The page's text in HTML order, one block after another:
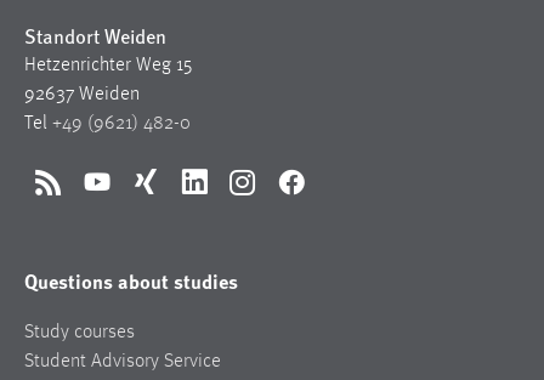
Standort Weiden
Hetzenrichter Weg 15
92637 Weiden
Tel +49 (9621) 482-0
RSS YouTubeXing LinkedInInstagramFacebook
Questions about studies
Study courses
Student Advisory Service